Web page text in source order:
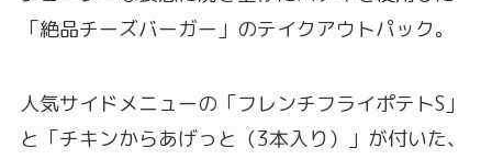
「絶品チーズバーガー」のテイクアウトパック。
人気サイドメニューの「フレンチフライポテトS」
と「チキンからあげっと（3本入り）」が付いた、